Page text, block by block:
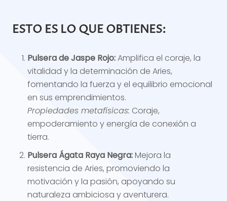
ESTO ES LO QUE OBTIENES:
Pulsera de Jaspe Rojo:Amplifica el coraje, la
vitalidad y la determinación de Aries,
fomentando la fuerza y ​​el equilibrio emocional
en sus emprendimientos.
Propiedades metafísicas: Coraje,
empoderamiento y energía de conexión a
tierra.
Pulsera Ágata Raya Negra:Mejora la
resistencia de Aries, promoviendo la
motivación y la pasión, apoyando su
naturaleza ambiciosa y aventurera.